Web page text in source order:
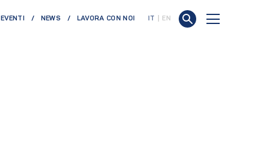
EVENTI NEWS LAVORA CON NOI IT EN